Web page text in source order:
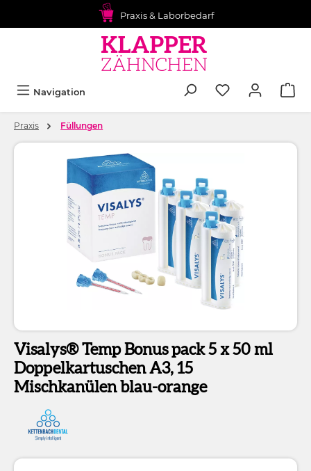
Praxis & Laborbedarf
Navigation
Praxis Füllungen
Bildergalerie überspringen
Visalys® Temp Bonus pack 5 x 50 ml
Doppelkartuschen A3, 15
Mischkanülen blau-orange